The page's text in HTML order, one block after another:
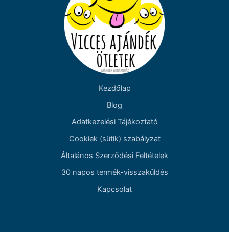
Kezdőlap
Blog
Adatkezelési Tájékoztató
Cookiek (sütik) szabályzat
Általános Szerződési Feltételek
30 napos termék-visszaküldés
Kapcsolat